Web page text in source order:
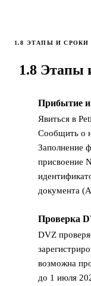
1.8 ЭТАПЫ И СРОКИ
1.8 Этапы
Прибытие и
Явиться в
Сообщить о
Заполнение
присвоение
документа
Проверка
DVZ
возможна
до 1 июля